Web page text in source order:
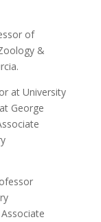
of
&
at University
George